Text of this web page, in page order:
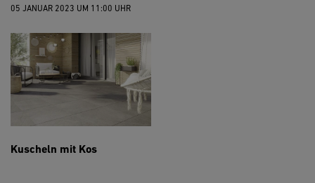
05 JANUAR 2023 UM 11:00 UHR
Kuscheln mit Kos